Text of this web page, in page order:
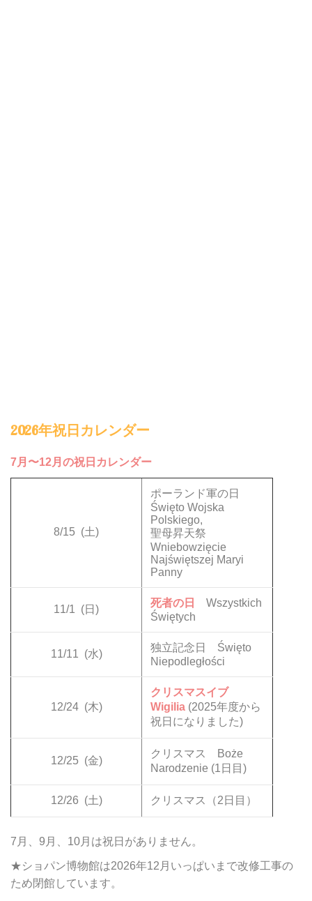
2026年祝日カレンダー
7月〜12月の祝日カレンダー
8/15 (土)
ポーランド軍の日
Święto Wojska
Polskiego,
聖母昇天祭
Wniebowzięcie
Najświętszej Maryi
Panny
11/1 (日)
死者の日
Wszystkich
Świętych
11/11 (水)
独立記念日 Święto
Niepodległości
12/24 (木)
クリスマスイブ
Wigilia (2025年度から
祝日になりました)
12/25 (金)
クリスマス Boże
Narodzenie (1日目)
12/26 (土) クリスマス（2日目）
7月、9月、10月は祝日がありません。
★ショパン博物館は2026年12月いっぱいまで改修工事の
ため閉館しています。